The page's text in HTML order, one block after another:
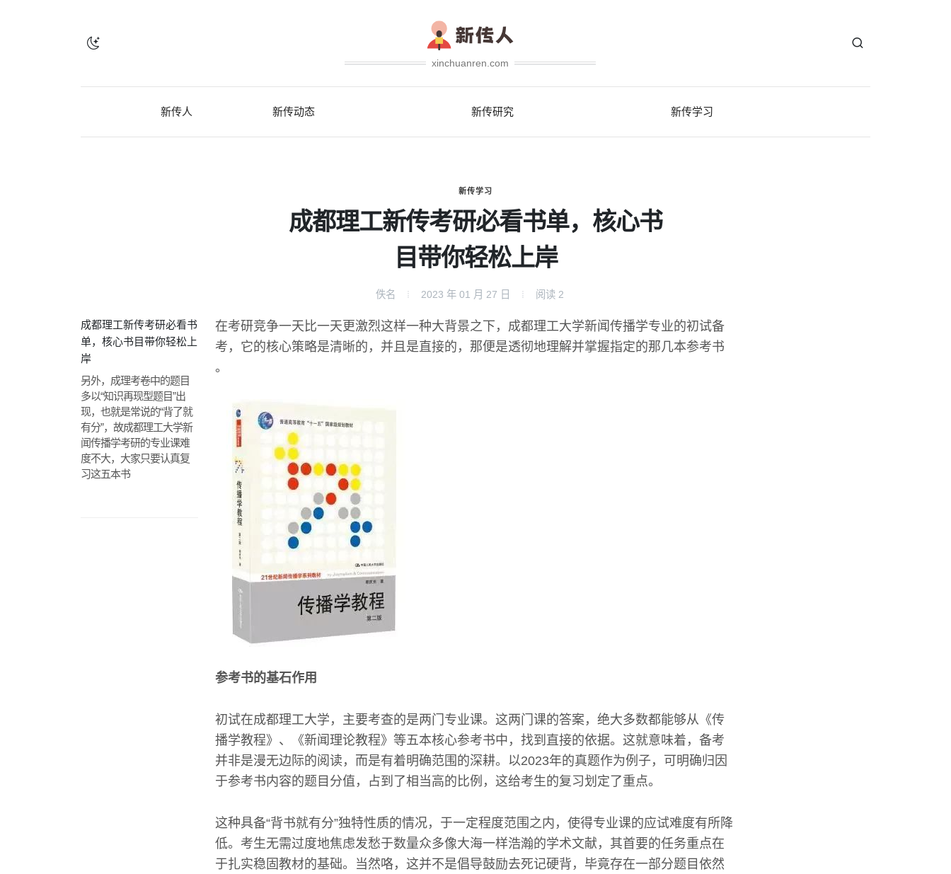
xinchuanren.com
新传人 新传动态 新传研究 新传学习
新传学习
成都理工新传考研必看书单，核心书
目带你轻松上岸
佚名 2023 年 01 月 27 日 阅读 2
成都理工新传考研必看书
单，核心书目带你轻松上
岸
另外，成理考卷中的题目
多以“知识再现型题目”出
现，也就是常说的“背了就
有分”，故成都理工大学新
闻传播学考研的专业课难
度不大，大家只要认真复
习这五本书
在考研竞争一天比一天更激烈这样一种大背景之下，成都理工大学新闻传播学专业的初试备
考，它的核心策略是清晰的，并且是直接的，那便是透彻地理解并掌握指定的那几本参考书
。
参考书的基石作用
初试在成都理工大学，主要考查的是两门专业课。这两门课的答案，绝大多数都能够从《传
播学教程》、《新闻理论教程》等五本核心参考书中，找到直接的依据。这就意味着，备考
并非是漫无边际的阅读，而是有着明确范围的深耕。以2023年的真题作为例子，可明确归因
于参考书内容的题目分值，占到了相当高的比例，这给考生的复习划定了重点。
这种具备“背书就有分”独特性质的情况，于一定程度范围之内，使得专业课的应试难度有所降
低。考生无需过度地焦虑发愁于数量众多像大海一样浩瀚的学术文献，其首要的任务重点在
于扎实稳固教材的基础。当然咯，这并不是倡导鼓励去死记硬背，毕竟存在一部分题目依然